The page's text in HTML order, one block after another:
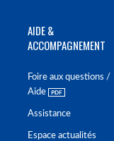
AIDE &
ACCOMPAGNEMENT
Foire aux questions /
Aide
Assistance
Espace actualités